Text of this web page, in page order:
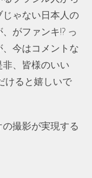
ゃない日本人の
がファンキ!? っ
今はコメントな
、皆様のいい
けると嬉しいで
撮影が実現する